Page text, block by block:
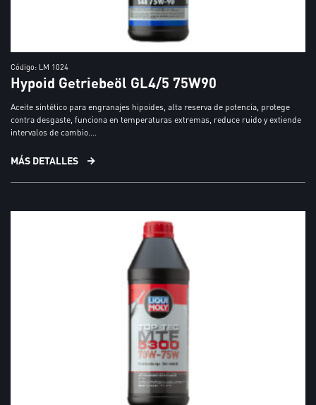
Código: LM 1024
Hypoid Getriebeöl GL4/5 75W90
Aceite sintético para engranajes hipoides, alta reserva de potencia, protege
contra desgaste, funciona en temperaturas extremas, reduce ruido y extiende
intervalos de cambio....
MÁS DETALLES